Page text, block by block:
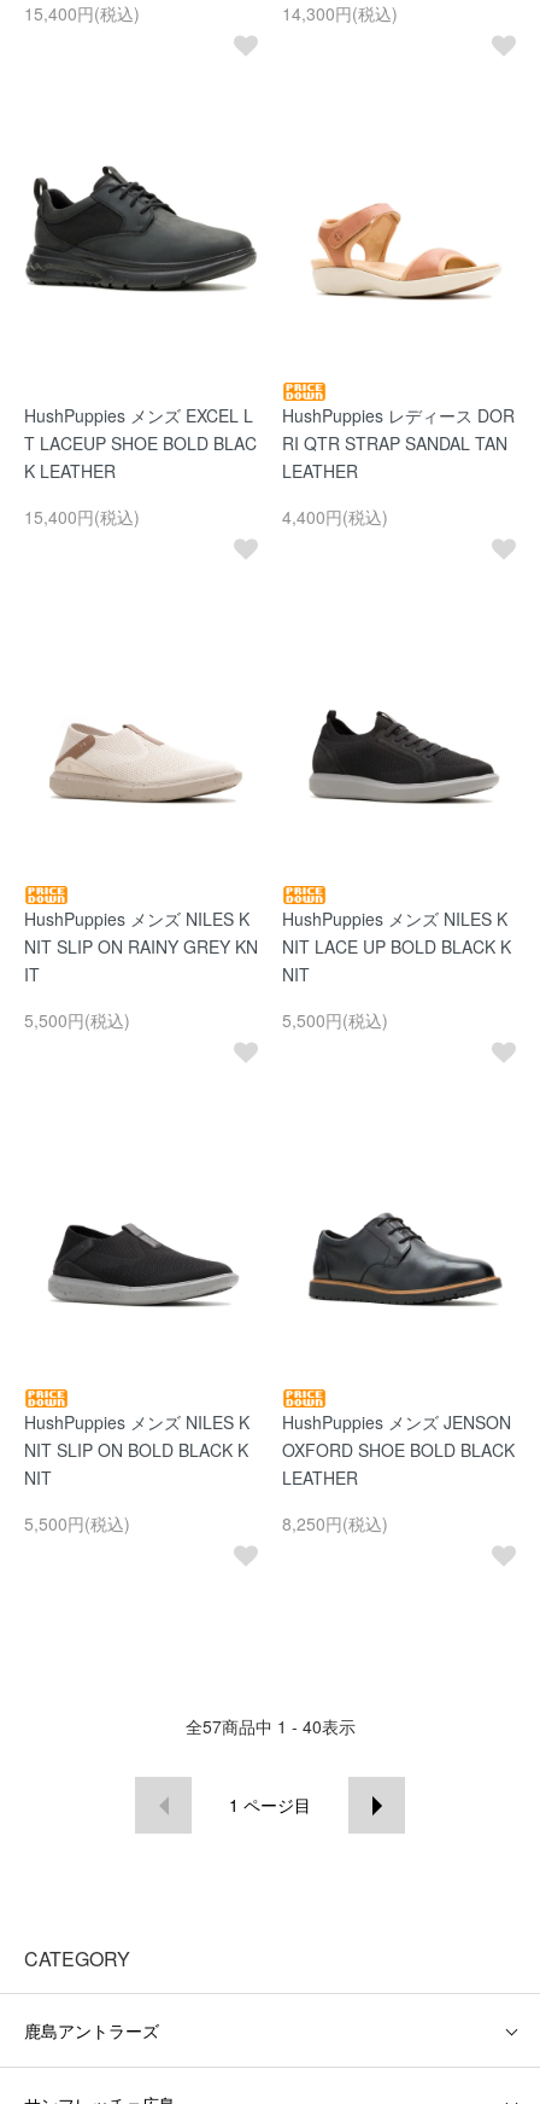
15,400円(税込)
14,300円(税込)
HushPuppies メンズ EXCEL L
T LACEUP SHOE BOLD BLAC
K LEATHER
15,400円(税込)
HushPuppies レディース DOR
RI QTR STRAP SANDAL TAN
LEATHER
4,400円(税込)
HushPuppies メンズ NILES K
NIT SLIP ON RAINY GREY KN
IT
5,500円(税込)
HushPuppies メンズ NILES K
NIT LACE UP BOLD BLACK K
NIT
5,500円(税込)
HushPuppies メンズ NILES K
NIT SLIP ON BOLD BLACK K
NIT
5,500円(税込)
HushPuppies メンズ JENSON
OXFORD SHOE BOLD BLACK
LEATHER
8,250円(税込)
全57商品中 1 - 40表示
1 ページ目
CATEGORY
鹿島アントラーズ